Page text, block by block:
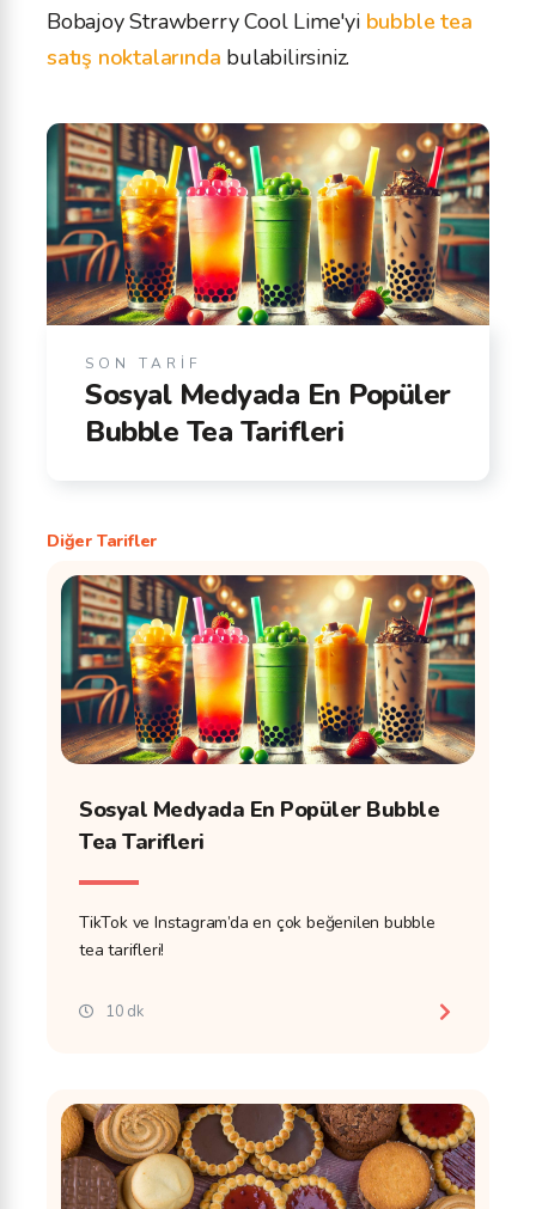
Bobajoy Strawberry Cool Lime'yi bubble tea
satış noktalarında bulabilirsiniz.
SON TARİF
Sosyal Medyada En Popüler
Bubble Tea Tarifleri
Diğer Tarifler
Sosyal Medyada En Popüler Bubble
Tea Tarifleri
TikTok ve Instagram’da en çok beğenilen bubble
tea tarifleri!
10 dk